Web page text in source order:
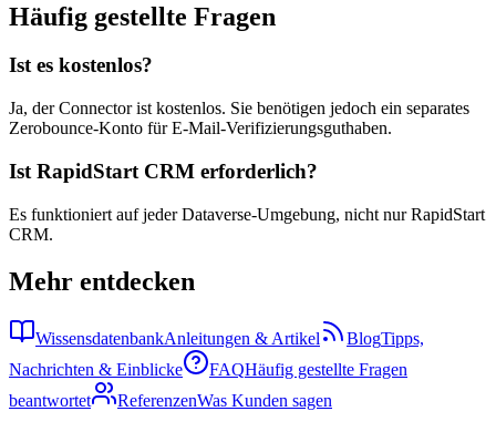
Häufig gestellte Fragen
Ist es kostenlos?
Ja, der Connector ist kostenlos. Sie benötigen jedoch ein separates
Zerobounce-Konto für E-Mail-Verifizierungsguthaben.
Ist RapidStart CRM erforderlich?
Es funktioniert auf jeder Dataverse-Umgebung, nicht nur RapidStart
CRM.
Mehr entdecken
WissensdatenbankAnleitungen & Artikel BlogTipps,
Nachrichten & Einblicke
FAQHäufig gestellte Fragen
beantwortet
ReferenzenWas Kunden sagen